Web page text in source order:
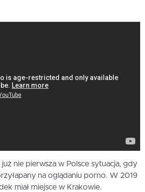
nie pierwsza w Polsce sytuacja, gdy
na oglądaniu porno. W 2019
miał miejsce w Krakowie.